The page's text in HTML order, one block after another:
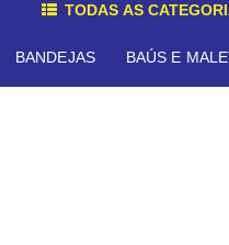
TODAS AS
BANDEJAS BAÚS E